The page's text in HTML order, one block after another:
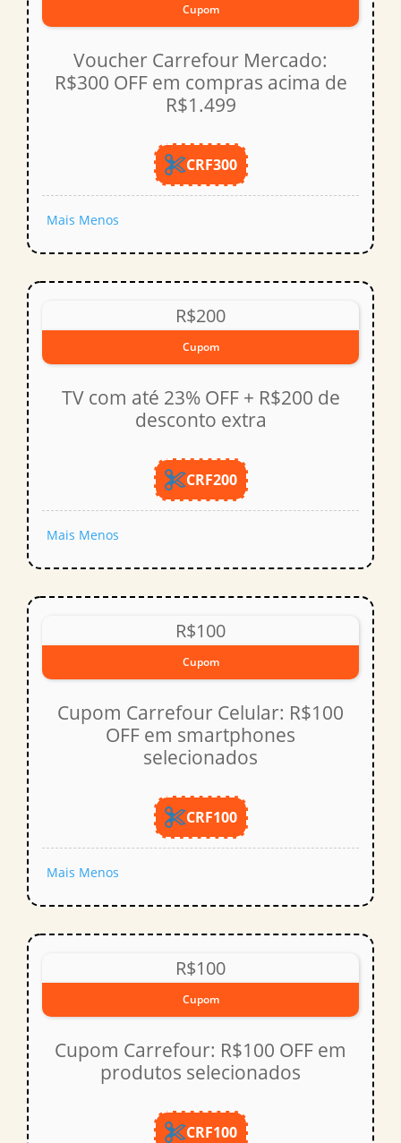
Cupom
Voucher Carrefour Mercado:
R$300 OFF em compras acima de
R$1.499
CRF300
Mais Menos
R$200
Cupom
TV com até 23% OFF + R$200 de
desconto extra
CRF200
Mais Menos
R$100
Cupom
Cupom Carrefour Celular: R$100
OFF em smartphones
selecionados
CRF100
Mais Menos
R$100
Cupom
Cupom Carrefour: R$100 OFF em
produtos selecionados
CRF100